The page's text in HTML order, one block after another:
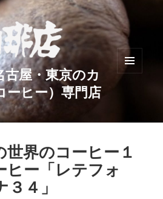
屋・東京のカ
ーヒー）専門店
メニュ
世界のコーヒー１
ヒー「レテフォ
４」